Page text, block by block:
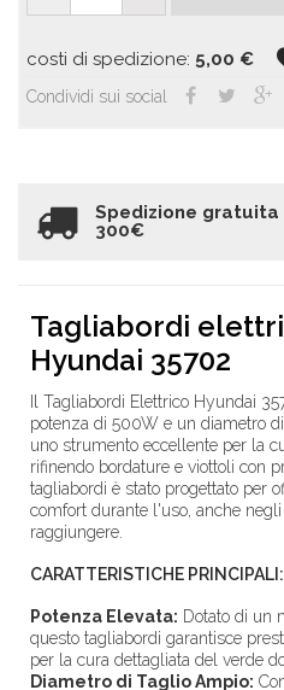
costi di spedizione: 5,00 €
Condividi sui social
Spedizione gratuita
300€
Tagliabordi
Hyundai 35702
Il Tagliabordi Elettrico Hyundai
potenza di 500W e un diametro
uno strumento eccellente per la
rifinendo bordature e viottoli con
tagliabordi è stato progettato per
comfort durante l'uso, anche
raggiungere.
CARATTERISTICHE PRINCIPALI:
Potenza Elevata: Dotato di un
questo tagliabordi garantisce
per la cura dettagliata del verde
Diametro di Taglio Ampio: